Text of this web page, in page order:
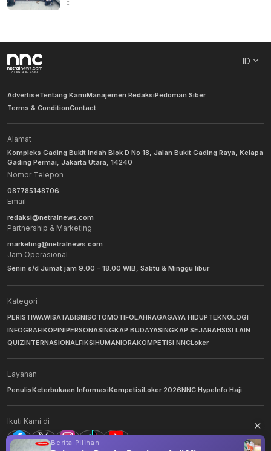
ID
AdvertiseTentang KamiManajemen RedaksiPedoman Siber
Terms & ConditionContact
Alamat
Kompleks Gading Bukit Indah Blok D No 18, Jalan Bukit Gading Raya, Kelapa
Gading Permai, Jakarta Utara, 14240
Nomor Telepon
087785148706
Email
redaksi@netralnews.com
Partnership & Marketing
marketing@netralnews.com
Jam Operasional
Senin s/d Jumat jam 9.00 - 18.00 WIB, Sabtu & Minggu libur
Kategori
PERISTIWAWISATABISNISOTOMOTIFOLAHRAGAGAYA HIDUPTEKNOLOGI
INFOGRAFIKOPINIPERSONASINGKAP BUDAYASINGKAP SEJARAHSISI LAIN
QUIZINTERNASIONALFIKSIHUMANIORAKOMPETISI NNCLoker
Layanan
PenulisKeterbukaan InformasiKompetisiLoker 2026NNC HypeInfo Haji
Ikuti Kami di
Berita Pilihan